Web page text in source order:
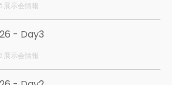
展示会情報
- Day3
展示会情報